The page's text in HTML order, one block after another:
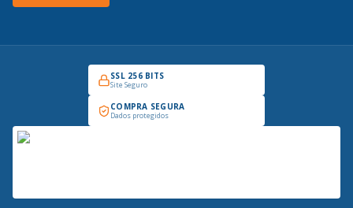
SSL 256 BITS
Site Seguro
COMPRA SEGURA
Dados protegidos